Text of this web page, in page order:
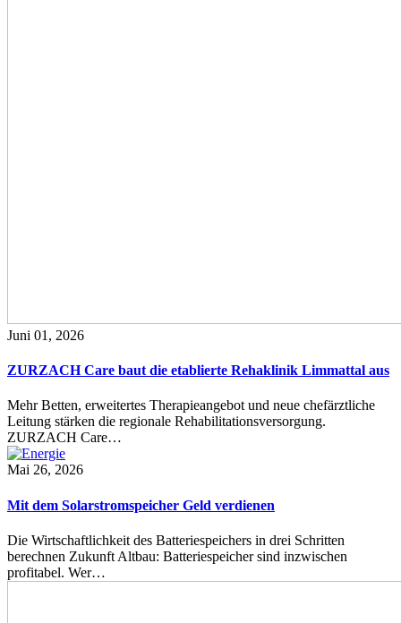
Juni 01, 2026
ZURZACH Care baut die etablierte Rehaklinik Limmattal aus
Mehr Betten, erweitertes Therapieangebot und neue chefärztliche
Leitung stärken die regionale Rehabilitationsversorgung.
ZURZACH Care…
Mai 26, 2026
Mit dem Solarstromspeicher Geld verdienen
Die Wirtschaftlichkeit des Batteriespeichers in drei Schritten
berechnen Zukunft Altbau: Batteriespeicher sind inzwischen
profitabel. Wer…